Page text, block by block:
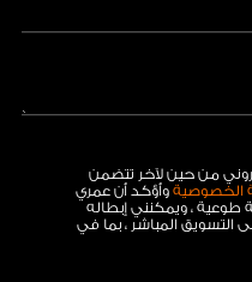
من حين لآخر تتضمن
الخصوصيةوأؤكد أن عمري
طوعية ، ويمكنني إبطاله
التسويق المباشر ، بما في